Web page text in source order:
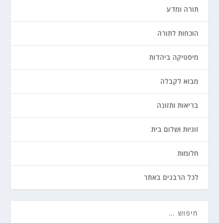
תורה ומדע
הוכחות לתורה
מיסטיקה ביהדות
מבוא לקבלה
בריאות ותזונה
זוגיות ושלום בית
חלומות
לכל הרבנים באתר